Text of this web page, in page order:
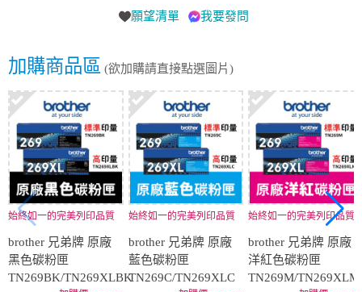
願望清單 我要發問
加購商品區 (欲加購請直接點選圖片)
始終如一的完美列印品質
brother 兄弟牌 原廠
黑色碳粉匣
TN269BK/TN269XLBK
始終如一的完美列印品質
brother 兄弟牌 原廠
藍色碳粉匣
TN269C/TN269XLC
始終如一的完美列印品質
brother 兄弟牌 原廠
洋紅色碳粉匣
TN269M/TN269XLM